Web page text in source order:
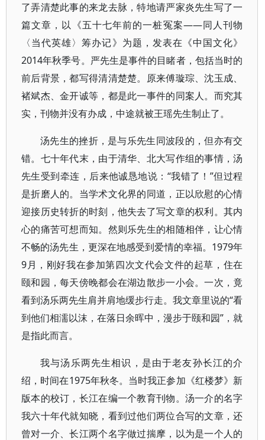
了弄清楚此事的来龙去脉，特地请严家炎先生写了一
篇文章，以《五十七年前的一桩冤案——同人刊物
〈当代英雄〉筹办记》为题，发表在《中国文化》
2014年秋季号。严先生是事件的目睹者，包括当时的
前后背景，都写得清清楚楚。原来傅璇琮、沈玉成、
褚斌杰、金开诚等，都是此一事件的同案人。而究其
实，刊物并没有办成，中途就被王瑶先生制止了。
汤先生的挫折，是与乐先生同波段的，但亦有交
错。七十年代末，由于清华、北大写作组的事情，汤
先生受到牵连，后来他诚恳地说：“我错了！”但过程
是折磨人的。当学术文化界的同道，正以欣慰的心情
迎接历史转折的时刻，他失去了写文章的权利。其内
心的痛苦可想而知。然则乐先生的相随相伴，让心情
不畅的汤先生，更深在地感受到爱情的幸福。1979年
9月，刚好我在参加第四次文代会文件的起草，住在
颐和园，每天傍晚都会在湖边散步一小会。一次，竟
看到汤乐两先生肩并肩地缓步行走。我文章里说的“看
到他们相濡以沫，在落日余晖中，漫步于颐和园”，就
是指此而言。
我与汤乐两先生相识，是由于老友孙长江的介
绍，时间在1975年秋冬。当时我正参加《红楼梦》新
版本的校订，长江在编一个教育刊物。汤一介的名字
我六十年代就知晓，看到过他们两位合写的文章，还
曾对一介、长江两个名字做过揣摩，以为是一个人的